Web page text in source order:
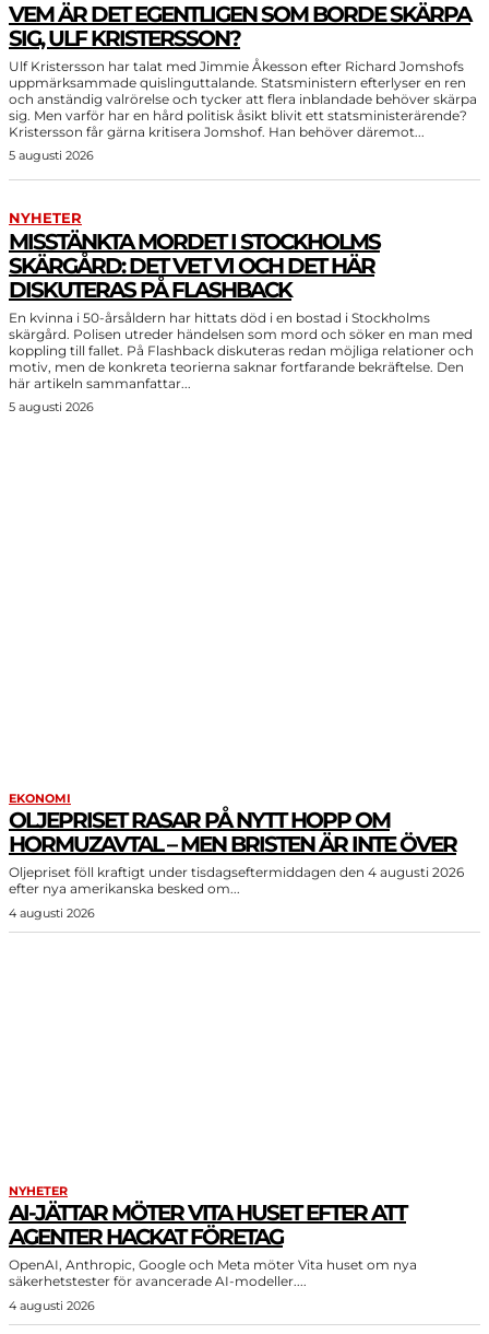
VEM ÄR DET EGENTLIGEN SOM BORDE SKÄRPA
SIG, ULF KRISTERSSON?
Ulf Kristersson har talat med Jimmie Åkesson efter Richard Jomshofs
uppmärksammade quislinguttalande. Statsministern efterlyser en ren
och anständig valrörelse och tycker att flera inblandade behöver skärpa
sig. Men varför har en hård politisk åsikt blivit ett statsministerärende?
Kristersson får gärna kritisera Jomshof. Han behöver däremot...
5 augusti 2026
NYHETER
MISSTÄNKTA MORDET I STOCKHOLMS
SKÄRGÅRD: DET VET VI OCH DET HÄR
DISKUTERAS PÅ FLASHBACK
En kvinna i 50-årsåldern har hittats död i en bostad i Stockholms
skärgård. Polisen utreder händelsen som mord och söker en man med
koppling till fallet. På Flashback diskuteras redan möjliga relationer och
motiv, men de konkreta teorierna saknar fortfarande bekräftelse. Den
här artikeln sammanfattar...
5 augusti 2026
EKONOMI
OLJEPRISET RASAR PÅ NYTT HOPP OM
HORMUZAVTAL – MEN BRISTEN ÄR INTE ÖVER
Oljepriset föll kraftigt under tisdagseftermiddagen den 4 augusti 2026
efter nya amerikanska besked om...
4 augusti 2026
NYHETER
AI-JÄTTAR MÖTER VITA HUSET EFTER ATT
AGENTER HACKAT FÖRETAG
OpenAI, Anthropic, Google och Meta möter Vita huset om nya
säkerhetstester för avancerade AI-modeller....
4 augusti 2026